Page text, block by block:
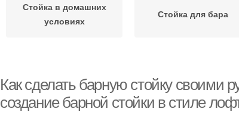
Стойка в домашних
условиях
Стойка для бара
Как сделать барную стойку своими
создание барной стойки в стиле